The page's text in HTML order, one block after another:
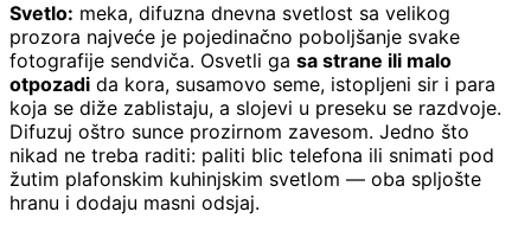
Svetlo: meka, difuzna dnevna svetlost sa velikog
prozora najveće je pojedinačno poboljšanje svake
fotografije sendviča. Osvetli ga sa strane ili malo
otpozadi da kora, susamovo seme, istopljeni sir i para
koja se diže zablistaju, a slojevi u preseku se razdvoje.
Difuzuj oštro sunce prozirnom zavesom. Jedno što
nikad ne treba raditi: paliti blic telefona ili snimati pod
žutim plafonskim kuhinjskim svetlom — oba spljošte
hranu i dodaju masni odsjaj.